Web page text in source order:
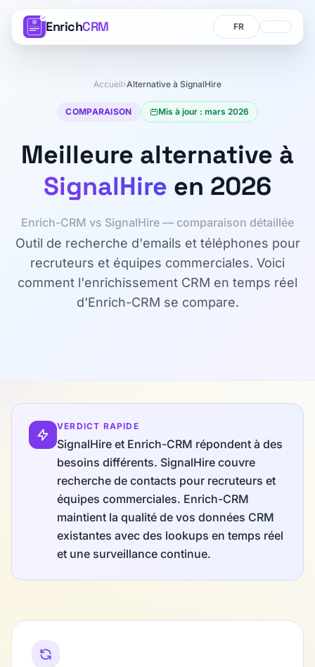
EnrichCRM Langue
Langue
Accueil›Alternative à SignalHire
COMPARAISON Mis à jour : mars 2026
Meilleure alternative à
SignalHire en 2026
Enrich-CRM vs SignalHire — comparaison détaillée
Outil de recherche d'emails et téléphones pour
recruteurs et équipes commerciales. Voici
comment l'enrichissement CRM en temps réel
d'Enrich-CRM se compare.
VERDICT RAPIDE
SignalHire et Enrich-CRM répondent à des
besoins différents. SignalHire couvre
recherche de contacts pour recruteurs et
équipes commerciales. Enrich-CRM
maintient la qualité de vos données CRM
existantes avec des lookups en temps réel
et une surveillance continue.